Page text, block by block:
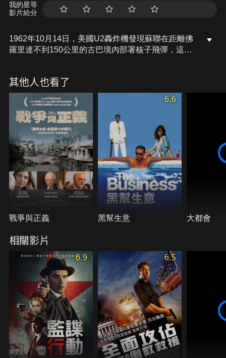
我的星等
影片給分
1962年10月14日，美國U2轟炸機發現蘇聯在距離佛
羅里達不到150公里的古巴境內部署核子飛彈，這些
升高，核戰危機一觸即發。一邊是蘇聯極具挑釁的行
動；而華府內部的聲音，主戰的鷹派要蠻幹決一死
戰，也叫甘迺迪總統頭痛不已。全世界最危險的13
天，甘迺迪總統和他的幕僚該如何用勇氣和智慧化解
這一場危機呢？
其他人也看了
戰爭與正義
6.6
黑幫生意 大都會
相關影片
6.9 6.5